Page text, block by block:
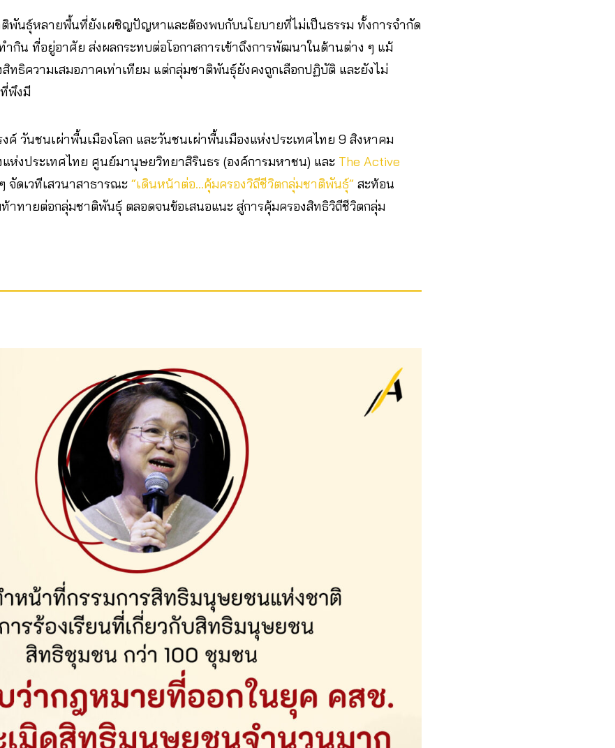
พันธุ์หลายพื้นที่ยังเผชิญปัญหาและต้องพบกับนโยบายที่ไม่เป็นธรรม ทั้งการจำกัด
กิน ที่อยู่อาศัย ส่งผลกระทบต่อโอกาสการเข้าถึงการพัฒนาในด้านต่าง ๆ แม้
ทธิความเสมอภาคเท่าเทียม แต่กลุ่มชาติพันธุ์ยังคงถูกเลือกปฏิบัติ และยังไม่
พึงมี
ค์ วันชนเผ่าพื้นเมืองโลก และวันชนเผ่าพื้นเมืองแห่งประเทศไทย 9 สิงหาคม
ห่งประเทศไทย ศูนย์มานุษยวิทยาสิรินธร (องค์การมหาชน) และ The Active
จัดเวทีเสวนาสาธารณะ “เดินหน้าต่อ…คุ้มครองวิถีชีวิตกลุ่มชาติพันธุ์“ สะท้อน
ทายต่อกลุ่มชาติพันธุ์ ตลอดจนข้อเสนอแนะ สู่การคุ้มครองสิทธิวิถีชีวิตกลุ่ม